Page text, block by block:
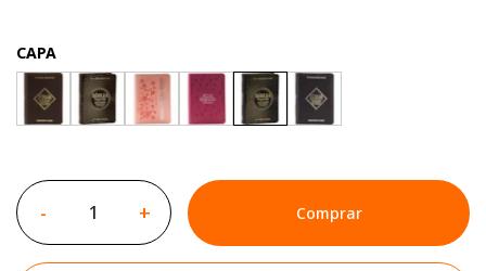
CAPA
- + Comprar